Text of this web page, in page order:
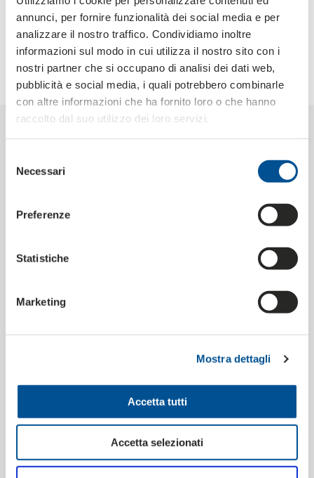
annunci, per fornire funzionalità dei social media e per
analizzare il nostro traffico. Condividiamo inoltre
informazioni sul modo in cui utilizza il nostro sito con i
nostri partner che si occupano di analisi dei dati web,
pubblicità e social media, i quali potrebbero combinarle
con altre informazioni che ha fornito loro o che hanno
raccolto dal suo utilizzo dei loro servizi.
delNecessari
Preferenze
Statistiche
Marketing
Mostra dettagli
Accetta tutti
Accetta selezionati
Füllen Sie das Formular aus und teilen Sie uns mit, was
wie möglich kontaktieren. Gemeinsam werden wir die
richtige Lösung für Sie finden!
50 Jahre
Maßgeschneiderte
Projekte
1 Abteilung